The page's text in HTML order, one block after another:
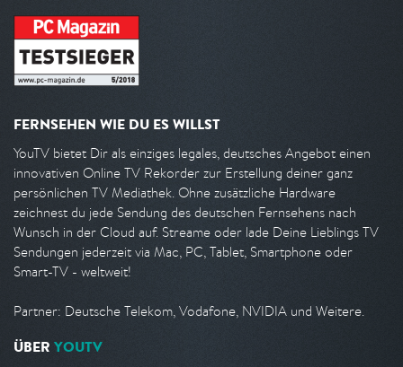
FERNSEHEN WIE DU ES WILLST
YouTV bietet Dir als einziges legales, deutsches Angebot einen
innovativen Online TV Rekorder zur Erstellung deiner ganz
persönlichen TV Mediathek. Ohne zusätzliche Hardware
zeichnest du jede Sendung des deutschen Fernsehens nach
Wunsch in der Cloud auf. Streame oder lade Deine Lieblings TV
Sendungen jederzeit via Mac, PC, Tablet, Smartphone oder
Smart-TV - weltweit!
Partner: Deutsche Telekom, Vodafone, NVIDIA und Weitere.
ÜBER YOUTV